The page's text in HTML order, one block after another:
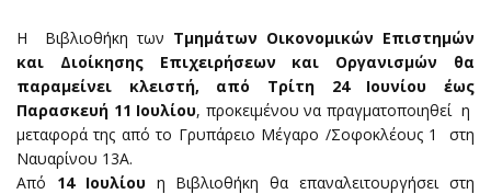
H Βιβλιοθήκη των Τμημάτων Οικονομικών Επιστημών
και Διοίκησης Επιχειρήσεων και Οργανισμών θα
παραμείνει κλειστή, από Τρίτη 24 Ιουνίου έως
Παρασκευή 11 Ιουλίου, προκειμένου να πραγματοποιηθεί η
μεταφορά της από το Γρυπάρειο Μέγαρο /Σοφοκλέους 1 στη
Ναυαρίνου 13Α.
Από 14 Ιουλίου η Βιβλιοθήκη θα επαναλειτουργήσει στη